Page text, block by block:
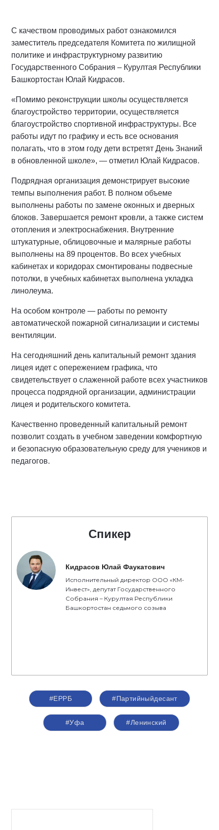
С качеством проводимых работ ознакомился
заместитель председателя Комитета по жилищной
политике и инфраструктурному развитию
Государственного Собрания – Курултая Республики
Башкортостан Юлай Кидрасов.
«Помимо реконструкции школы осуществляется
благоустройство территории, осуществляется
благоустройство спортивной инфраструктуры. Все
работы идут по графику и есть все основания
полагать, что в этом году дети встретят День Знаний
в обновленной школе», — отметил Юлай Кидрасов.
Подрядная организация демонстрирует высокие
темпы выполнения работ. В полном объеме
выполнены работы по замене оконных и дверных
блоков. Завершается ремонт кровли, а также систем
отопления и электроснабжения. Внутренние
штукатурные, облицовочные и малярные работы
выполнены на 89 процентов. Во всех учебных
кабинетах и коридорах смонтированы подвесные
потолки, в учебных кабинетах выполнена укладка
линолеума.
На особом контроле — работы по ремонту
автоматической пожарной сигнализации и системы
вентиляции.
На сегодняшний день капитальный ремонт здания
лицея идет с опережением графика, что
свидетельствует о слаженной работе всех участников
процесса подрядной организации, администрации
лицея и родительского комитета.
Качественно проведенный капитальный ремонт
позволит создать в учебном заведении комфортную
и безопасную образовательную среду для учеников и
педагогов.
Спикер
Кидрасов Юлай Фаукатович
Исполнительный директор ООО «КМ-
Инвест», депутат Государственного
Собрания – Курултая Республики
Башкортостан седьмого созыва
#ЕРРБ #Партийныйдесант
#Уфа #Ленинский